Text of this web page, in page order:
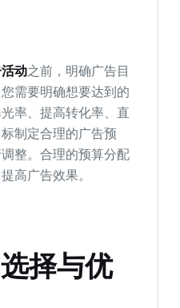
动之前，明确广告目
需要明确想要达到的
率、提高转化率、直
制定合理的广告预
整。合理的预算分配
高广告效果。
择与优